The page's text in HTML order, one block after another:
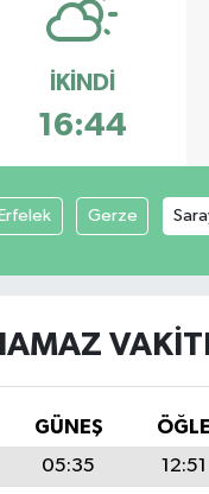
İKINDI
16:44
Erfelek Gerze
GÜNEŞ ÖĞLE
05:35 12:51